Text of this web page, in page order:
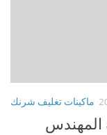
ماكينات تغليف شرنك
المهندس